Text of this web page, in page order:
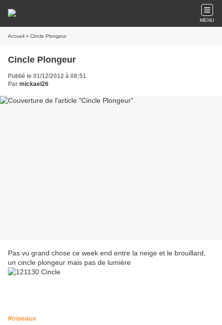
MENU
Accueil » Cincle Plongeur
Cincle Plongeur
Publié le 01/12/2012 à 08:51
Par mickael26
Pas vu grand chose ce week end entre la neige et le brouillard,
un cincle plongeur mais pas de lumière
#oiseaux